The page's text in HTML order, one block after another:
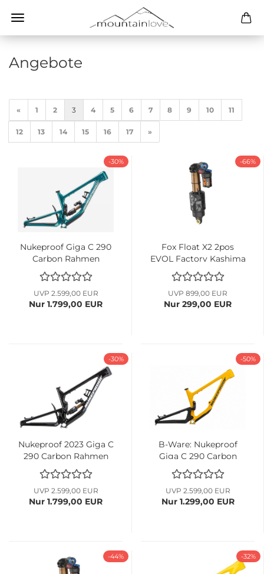
Angebote
« 1 2 3 4 5 6 7 8 9 10 11
12 13 14 15 16 17 »
-30%
Nukeproof Giga C 290
Carbon Rahmen
petrol...
UVP 2.599,00 EUR
Nur 1.799,00 EUR
-66%
Fox Float X2 2pos
EVOL Factory Kashima
Trunnion...
UVP 899,00 EUR
Nur 299,00 EUR
-30%
Nukeproof 2023 Giga C
290 Carbon Rahmen
schwarz...
UVP 2.599,00 EUR
Nur 1.799,00 EUR
-50%
B-Ware: Nukeproof
Giga C 290 Carbon
Rahmen...
UVP 2.599,00 EUR
Nur 1.299,00 EUR
-44% -32%